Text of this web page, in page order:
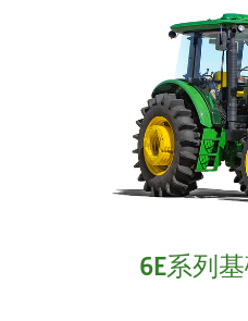
6E系列